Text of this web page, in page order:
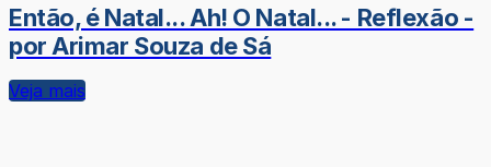
Então, é Natal... Ah! O Natal... - Reflexão -
por Arimar Souza de Sá
Veja mais